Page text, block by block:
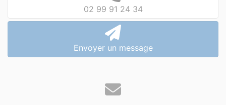
02 99 91 24 34
Envoyer un message